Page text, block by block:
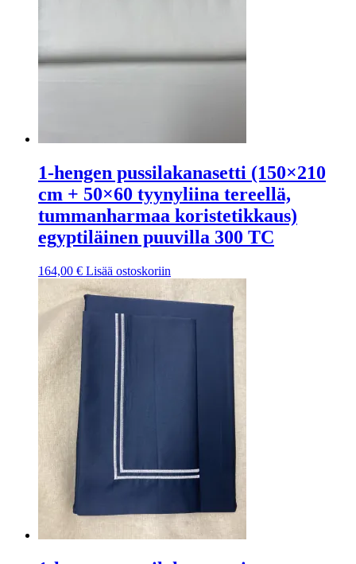
1-hengen pussilakanasetti (150×210
cm + 50×60 tyynyliina tereellä,
tummanharmaa koristetikkaus)
egyptiläinen puuvilla 300 TC
164,00 € Lisää ostoskoriin